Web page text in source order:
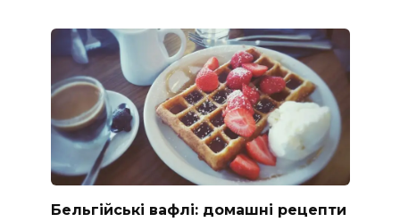
Бельгійські вафлі: домашні рецепти